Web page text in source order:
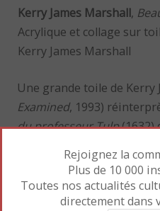
Kerry James Marshall,
Acrylique et collage sur
Kerry James Marshall
Une grande toile de Kerry
Examined, 1993)
du professeur Tulp(1632)
Hottentote »), Sud-
esclave sexuelle exhibée
a été disséqué et
Rejoignez la
Plus de 10 000
Toutes nos actualités
directement dans